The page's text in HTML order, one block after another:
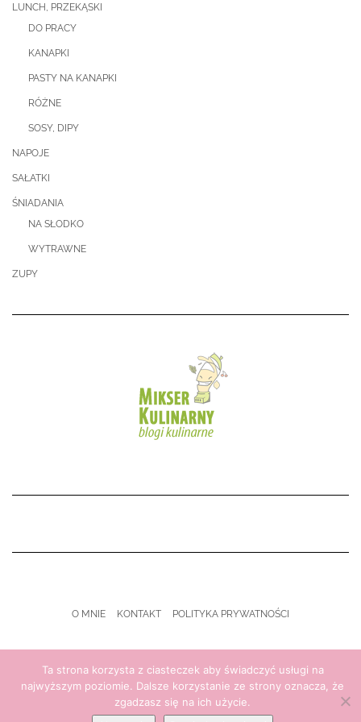
LUNCH, PRZEKĄSKI
DO PRACY
KANAPKI
PASTY NA KANAPKI
RÓŻNE
SOSY, DIPY
NAPOJE
SAŁATKI
ŚNIADANIA
NA SŁODKO
WYTRAWNE
ZUPY
O MNIE KONTAKT POLITYKA PRYWATNOŚCI
Ta strona korzysta z ciasteczek aby świadczyć usługi na
najwyższym poziomie. Dalsze korzystanie ze strony oznacza, że
zgadzasz się na ich użycie.